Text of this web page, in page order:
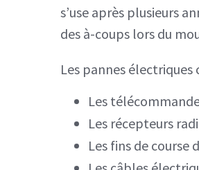
s’use après plusieurs
des à-coups lors du
Les pannes électriques
Les
Les récepteurs
Les fins de